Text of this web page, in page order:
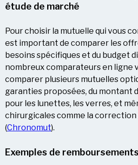
étude de marché
Pour choisir la mutuelle qui vous
est important de comparer les
besoins spécifiques et du budget
nombreux comparateurs en ligne
comparer plusieurs mutuelles
garanties proposées, du montant
pour les lunettes, les verres, et
chirurgicales comme la correction
(Chronomut).
Exemples de